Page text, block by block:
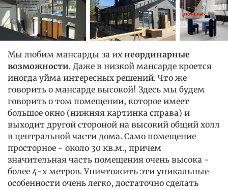
Мы любим мансарды за их неординарные
возможности. Даже в низкой мансарде кроется
иногда уйма интересных решений. Что же
говорить о мансарде высокой! Здесь мы будем
говорить о том помещении, которое имеет
большое окно (нижняя картинка справа) и
выходит другой стороной на высокий общий холл
в центральной части дома. Само помещение
просторное - около 30 кв.м., причем
значительная часть помещения очень высока -
более 4-х метров. Уничтожить эти уникальные
особенности очень легко, достаточно сделать